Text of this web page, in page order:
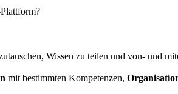
Wissen zu teilen und von- und
mit bestimmten Kompetenzen,